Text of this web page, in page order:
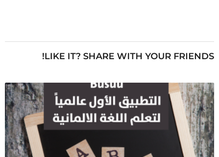
LIKE IT? SHARE WITH YOUR FRIENDS!